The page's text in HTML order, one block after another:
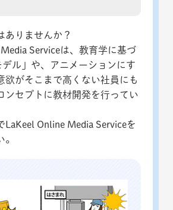
ありませんか？
Serviceは、教育学に基づ
デル」や、アニメーションにす
欲がそこまで高くない社員にも
ンセプトに教材開発を行ってい
LaKeel Online Media Serviceを